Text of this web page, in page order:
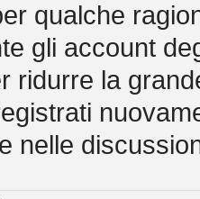
qualche
gli account
ridurre la
nelle